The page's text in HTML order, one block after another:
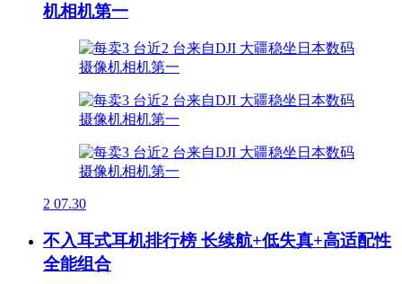
机相机第一
2 07.30
不入耳式耳机排行榜 长续航+低失真+高适配性
全能组合